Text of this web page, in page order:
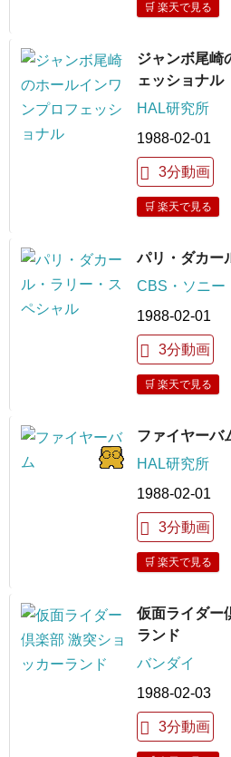
🛒 楽天で見る
ジャンボ尾崎
ェッショナル
HAL研究所
1988-02-01
3分動画
🛒 楽天で見る
パリ・ダカー
CBS・ソニー
1988-02-01
3分動画
🛒 楽天で見る
ファイヤーバ
HAL研究所
1988-02-01
3分動画
🛒 楽天で見る
仮面ライダー
ランド
バンダイ
1988-02-03
3分動画